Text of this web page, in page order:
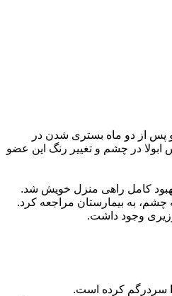
و پس از دو ماه بستری شدن در
در چشم و تغییر رنگ این عضو
بهبود کامل راهی منزل خویش شد.
چشم، به بیمارستان مراجعه کرد.
وجود داشت.
سردرگم کرده است.